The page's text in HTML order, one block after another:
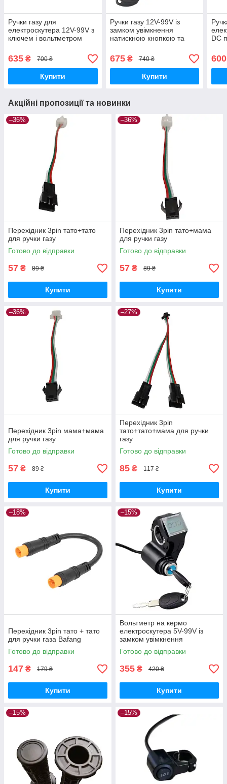
Ручки газу для
електроскутера 12V-99V з
ключем і вольтметром
635 ₴ 700 ₴
Купити
Ручки газу 12V-99V із
замком увімкнення
натискною кнопкою та
675₴ 740 ₴
Купити
DC
600
Акційні пропозиції та новинки
–36%
Перехідник 3pin тато+тато
для ручки газу
Готово до відправки
57 ₴ 89 ₴
Купити
–36%
Перехідник 3pin тато+мама
для ручки газу
Готово до відправки
57 ₴ 89 ₴
Купити
–36%
Перехідник 3pin мама+мама
для ручки газу
Готово до відправки
57 ₴ 89 ₴
Купити
–27%
Перехідник 3pin
тато+тато+мама для ручки
газу
Готово до відправки
85 ₴ 117 ₴
Купити
–18%
Перехідник 3pin тато + тато
для ручки газа Bafang
Готово до відправки
147 ₴ 179 ₴
Купити
–15%
Вольтметр на кермо
електроскутера 5V-99V із
замком увімкнення
Готово до відправки
355 ₴ 420 ₴
Купити
–15% –15%